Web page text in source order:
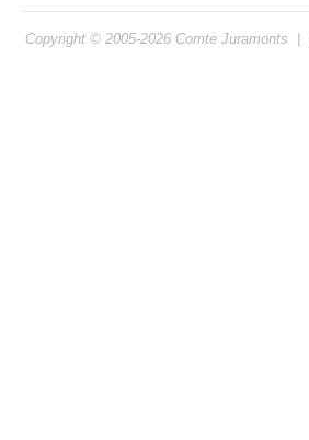
Copyright © 2005-2026 Comte Juramonts